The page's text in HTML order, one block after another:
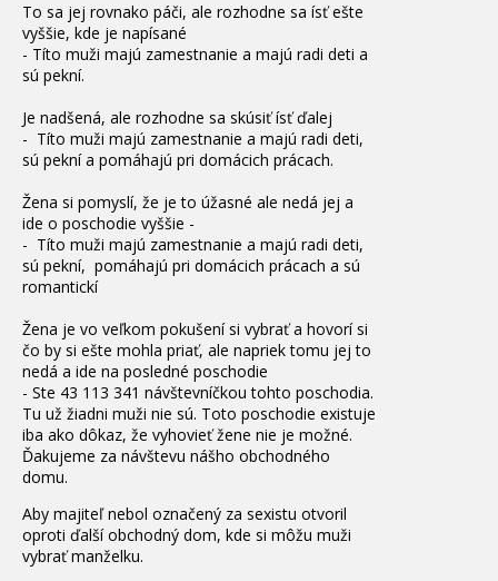
To sa jej rovnako páči, ale rozhodne sa ísť ešte
vyššie, kde je napísané
- Títo muži majú zamestnanie a majú radi deti a
sú pekní.
Je nadšená, ale rozhodne sa skúsiť ísť ďalej
- Títo muži majú zamestnanie a majú radi deti,
sú pekní a pomáhajú pri domácich prácach.
Žena si pomyslí, že je to úžasné ale nedá jej a
ide o poschodie vyššie -
- Títo muži majú zamestnanie a majú radi deti,
sú pekní, pomáhajú pri domácich prácach a sú
romantickí
Žena je vo veľkom pokušení si vybrať a hovorí si
čo by si ešte mohla priať, ale napriek tomu jej to
nedá a ide na posledné poschodie
- Ste 43 113 341 návštevníčkou tohto poschodia.
Tu už žiadni muži nie sú. Toto poschodie existuje
iba ako dôkaz, že vyhovieť žene nie je možné.
Ďakujeme za návštevu nášho obchodného
domu.
Aby majiteľ nebol označený za sexistu otvoril
oproti ďalší obchodný dom, kde si môžu muži
vybrať manželku.